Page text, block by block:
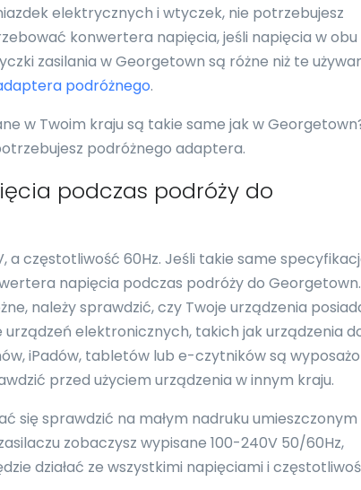
elektrycznych i wtyczek, nie potrzebujesz
konwertera napięcia, jeśli napięcia w obu
zasilania w Georgetown są różne niż te
podróżnego.
w Twoim kraju są takie same jak w
podróżnego adaptera.
podczas podróży do
częstotliwość 60Hz. Jeśli takie same
napięcia podczas podróży do
należy sprawdzić, czy Twoje urządzenia
elektronicznych, takich jak urządzenia
iPadów, tabletów lub e-czytników są
przed użyciem urządzenia w innym kraju.
się sprawdzić na małym nadruku umieszczonym
zobaczysz wypisane 100-240V 50/60Hz,
działać ze wszystkimi napięciami i